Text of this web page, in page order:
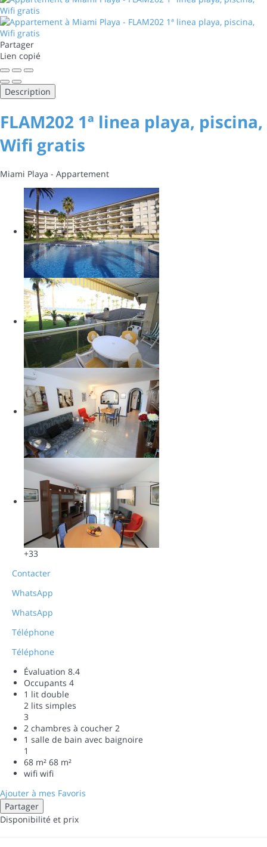
Partager
Lien copié
Description
FLAM202 1ª linea playa, piscina,
Wifi gratis
Miami Playa - Appartement
+33
Contacter
WhatsApp
WhatsApp
Téléphone
Téléphone
Évaluation 8.4
Occupants 4
1 lit double
2 lits simples
3
2 chambres à coucher 2
1 salle de bain avec baignoire
1
68 m² 68 m²
wifi wifi
Ajouter à mes Favoris
Partager
Disponibilité et prix